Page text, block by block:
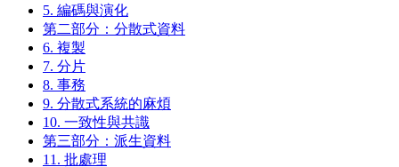
5. 編碼與演化
第二部分：分散式資料
6. 複製
7. 分片
8. 事務
9. 分散式系統的麻煩
10. 一致性與共識
第三部分：派生資料
11. 批處理